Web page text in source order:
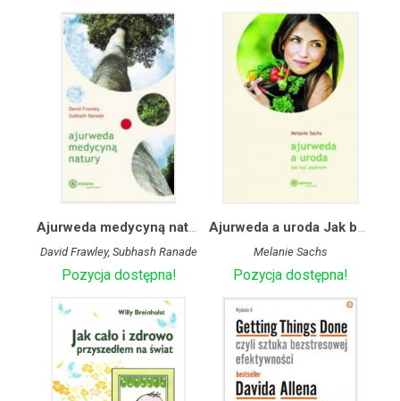
Ajurweda medycyną natury
David Frawley, Subhash Ranade
Pozycja dostępna!
Ajurweda a uroda Jak być pięknym
Melanie Sachs
Pozycja dostępna!